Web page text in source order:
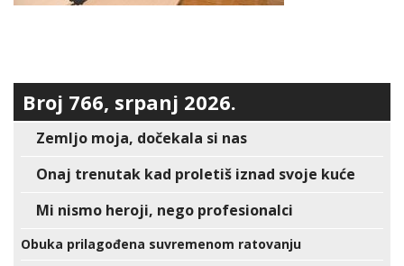
Broj 766, srpanj 2026.
Zemljo moja, dočekala si nas
Onaj trenutak kad proletiš iznad svoje kuće
Mi nismo heroji, nego profesionalci
Obuka prilagođena suvremenom ratovanju